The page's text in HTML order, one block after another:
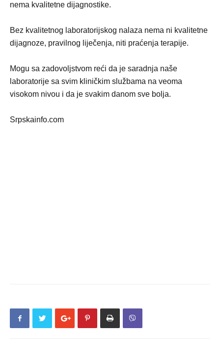
nema kvalitetne dijagnostike.
Bez kvalitetnog laboratorijskog nalaza nema ni kvalitetne
dijagnoze, pravilnog liječenja, niti praćenja terapije.
Mogu sa zadovoljstvom reći da je saradnja naše
laboratorije sa svim kliničkim službama na veoma
visokom nivou i da je svakim danom sve bolja.
Srpskainfo.com